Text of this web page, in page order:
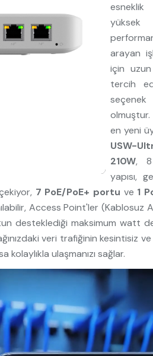
yüksek
arayan
için
tercih
seçenek
en yeni
USW-
210W, 8
yapısı,
7 PoE/PoE+ portu ve 1
Access Point'ler (Kablosuz
desteklediği maksimum watt
veri trafiğinin kesintisiz
ulaşmanızı sağlar.